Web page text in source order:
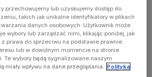
przechowujemy lub uzyskujemy dostęp do
takich jak unikalne identyfikatory w plikach
danych osobowych. Użytkownik może
wybory lub zarządzać nimi, klikając poniżej, jak
prawa do sprzeciwu na podstawie prawnie
lub w dowolnym momencie na stronie
Te wybory będą sygnalizowane naszym
miały wpływu na dane przeglądania. Polityka